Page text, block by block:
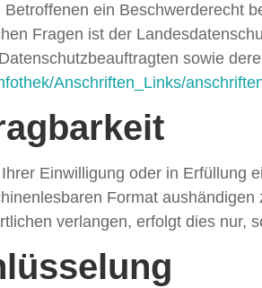
ein Beschwerderecht
Fragen ist der
sowie
Anschriften_Links/
Einwilligung oder in Erfüllung
Format
verlangen, erfolgt dies nur,